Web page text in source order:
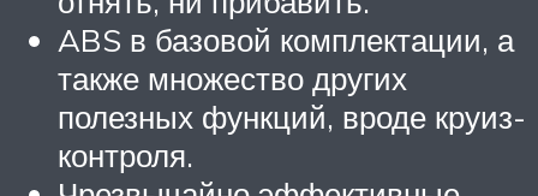
ABS в базовой комплектации, а
также множество других
полезных функций, вроде круиз-
контроля.